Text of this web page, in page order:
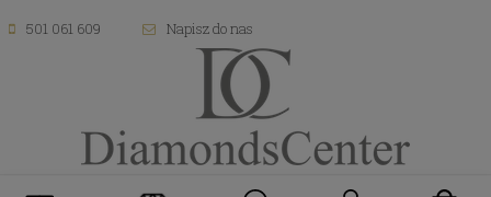
501 061 609 Napisz do nas